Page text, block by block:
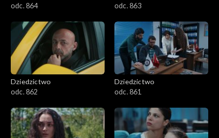
odc. 864
odc. 863
Dziedzictwo
odc. 862
Dziedzictwo
odc. 861